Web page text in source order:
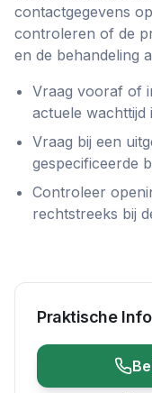
contactgegevens
controleren of de
en de behandeling
Vraag vooraf of
actuele wachttijd
Vraag bij een
gespecificeerde
Controleer
rechtstreeks bij
Praktische